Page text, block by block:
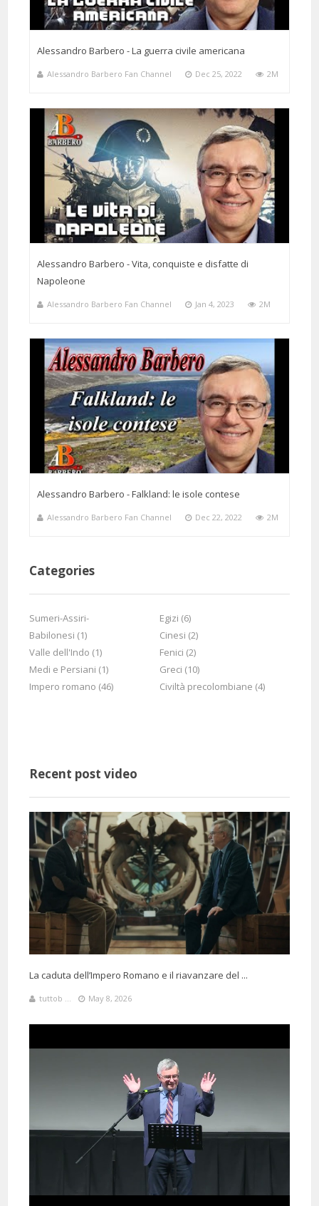
@TheSupergiuggiolaSaid: 1 Months 19 Days 1 Hours 33 Minutes ago
morire. e mi pento di aver messo su una sua lezione per ascoltarla
compenso in ognuna delle 5 portate emerse e in ognuna delle loro
@valentinamascetti2356 Said:
1 Months 25 Days 9 Hours 19 Minutes ago
come sempre, da una Sua fedele vassalla🥰
@scurbacetSaid: 1 Months 26 Days 9 Hours 27 Minutes ago
Unico, Vero, grande MAESTRO il nostro Alessandro BARBERO !!!
⚜️Grazie Dottor Barbero. È sempre un grande piacere e onore,
seguire le sue lezioni e considerazioni. 🃏🔝
certo modo di agire e parlare.... ma mi piace immaginare il Prof che si
prende una responsabilità di governo!! Thanks God you gave us the
Mighty Prof❤
@riccardokalb5958Said: 1 Months 11 Days 7 Hours 23 Minutes ago
meglio che andare al cinema, lo ascolterei parlare anche dei feltrini
Said:
1 Months 25 Days 9 Hours 17 Minutes ago
incursioni nel presente sono sempre lucidissime.
Alessandro Barbero - La guerra civile americana
Alessandro Barbero Fan Channel Dec 25, 2022 2M
Alessandro Barbero - Vita, conquiste e disfatte di
Napoleone
Alessandro Barbero Fan Channel Jan 4, 2023 2M
Alessandro Barbero - Falkland: le isole contese
Alessandro Barbero Fan Channel Dec 22, 2022 2M
Categories
Sumeri-Assiri-
Babilonesi (1)
Egizi (6)
Cinesi (2)
Valle dell'Indo (1)
Fenici (2)
Medi e Persiani (1)
Greci (10)
Impero romano (46)
Civiltà precolombiane (4)
Recent post video
La caduta dell’Impero Romano e il riavanzare del ...
tuttob ... May 8, 2026